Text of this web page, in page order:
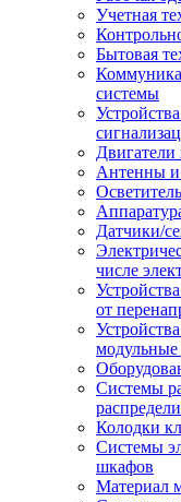
Учетная
Бытовая
системы
Двигатели
Антенны и
Датчики/
числе
от
модульные
Системы
Колодки
Системы
шкафов
Материал